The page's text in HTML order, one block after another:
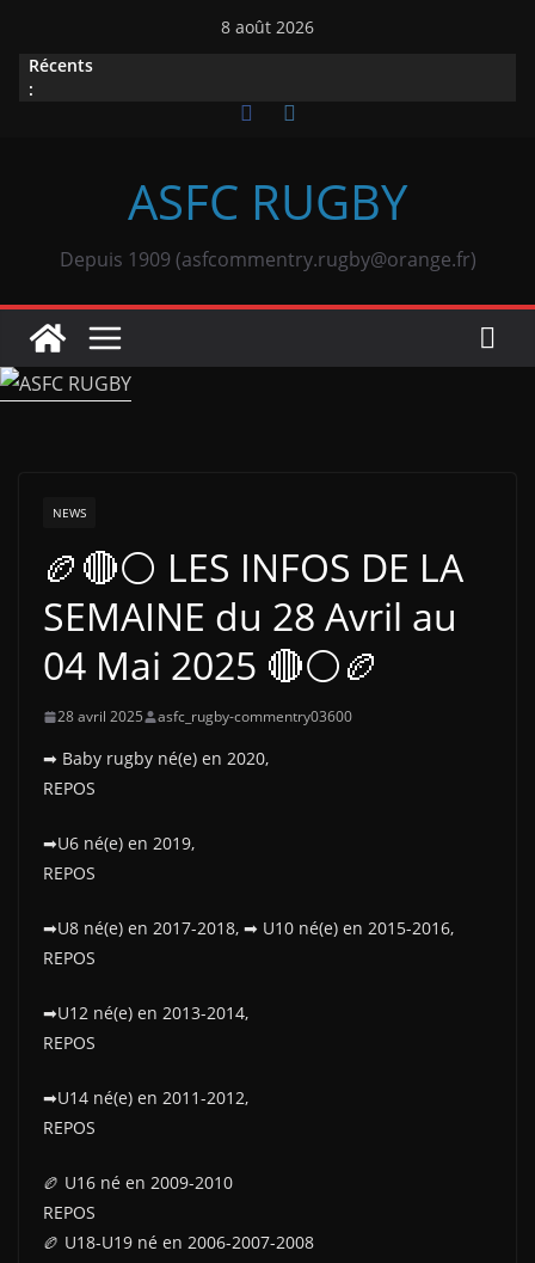
contenu
8 août 2026
Récents
:
ASFC RUGBY
Depuis 1909 (asfcommentry.rugby@orange.fr)
NEWS
🏉🔴⚪ LES INFOS DE LA
SEMAINE du 28 Avril au
04 Mai 2025 🔴⚪🏉
28 avril 2025 asfc_rugby-commentry03600
➡ Baby rugby né(e) en 2020,
REPOS
➡U6 né(e) en 2019,
REPOS
➡U8 né(e) en 2017-2018, ➡ U10 né(e) en 2015-2016,
REPOS
➡U12 né(e) en 2013-2014,
REPOS
➡U14 né(e) en 2011-2012,
REPOS
🏉 U16 né en 2009-2010
REPOS
🏉 U18-U19 né en 2006-2007-2008